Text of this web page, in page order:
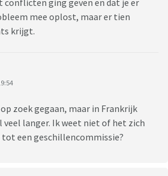
conflicten ging geven en dat je er
mee oplost, maar er tien
krijgt.
zoek gegaan, maar in Frankrijk
langer. Ik weet niet of het zich
een geschillencommissie?